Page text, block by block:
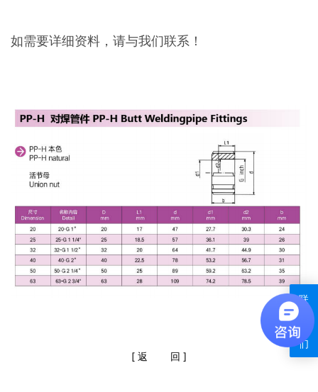
如需要详细资料，请与我们联系！
[ 返 回 ]
联
我
们